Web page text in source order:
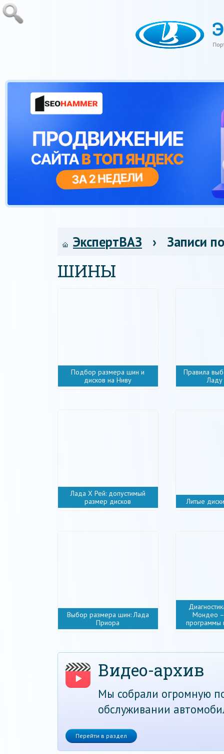
ЭкспертВАЗ › Записи
ШИНЫ
Подбор размера шин и
дисков на Ниву
Правила
Ладу
Лада Х Рей: допустимый
размер дисков
Литые
Выбор размера шин: Лада
Приора
Мондео
программы
Видео-архив
Мы собрали огромную
обслуживании
Перейти в раздел